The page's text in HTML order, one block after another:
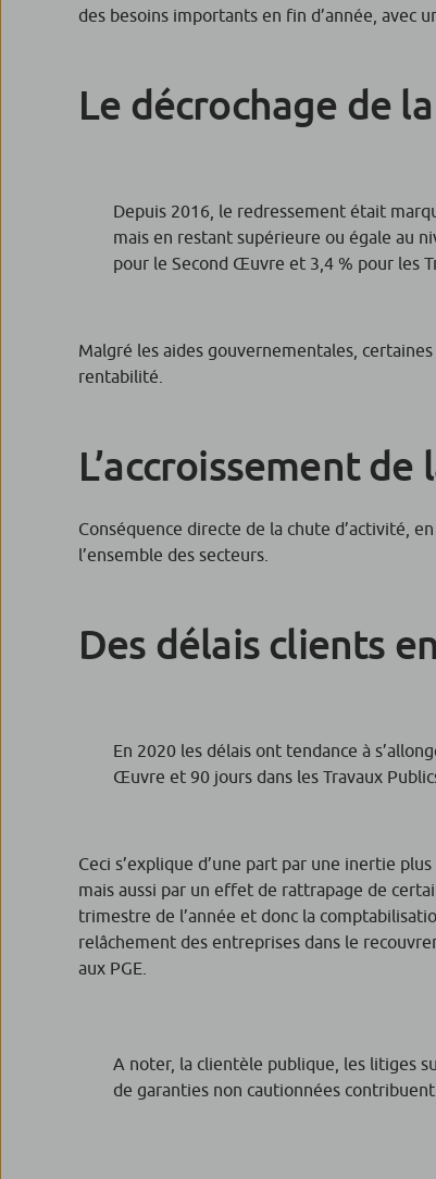
des besoins importants en fin d’année, avec
Le décrochage de
Depuis 2016, le redressement était
mais en restant supérieure ou égale au
pour le Second Œuvre et 3,4 % pour les
Malgré les aides gouvernementales,
rentabilité.
L’accroissement
Conséquence directe de la chute d’activité,
l’ensemble des secteurs.
Des délais clients
En 2020 les délais ont tendance à
Œuvre et 90 jours dans les Travaux
Ceci s’explique d’une part par une inertie
mais aussi par un effet de rattrapage de
trimestre de l’année et donc la
relâchement des entreprises dans le
aux PGE.
A noter, la clientèle publique, les litiges
de garanties non cautionnées